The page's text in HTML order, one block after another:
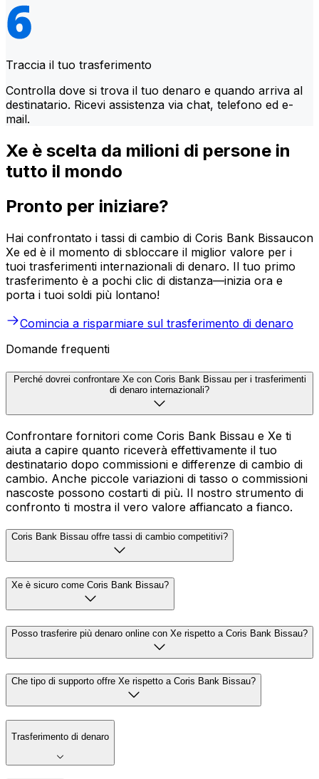
Traccia il tuo trasferimento
Controlla dove si trova il tuo denaro e quando arriva al
destinatario. Ricevi assistenza via chat, telefono ed e-
mail.
Xe è scelta da milioni di persone in
tutto il mondo
Pronto per iniziare?
Hai confrontato i tassi di cambio di Coris Bank Bissaucon
Xe ed è il momento di sbloccare il miglior valore per i
tuoi trasferimenti internazionali di denaro. Il tuo primo
trasferimento è a pochi clic di distanza—inizia ora e
porta i tuoi soldi più lontano!
Comincia a risparmiare sul trasferimento di denaro
Domande frequenti
Perché dovrei confrontare Xe con Coris Bank Bissau per i trasferimenti
di denaro internazionali?
Confrontare fornitori come Coris Bank Bissau e Xe ti
aiuta a capire quanto riceverà effettivamente il tuo
destinatario dopo commissioni e differenze di cambio di
cambio. Anche piccole variazioni di tasso o commissioni
nascoste possono costarti di più. Il nostro strumento di
confronto ti mostra il vero valore affiancato a fianco.
Coris Bank Bissau offre tassi di cambio competitivi?
Xe è sicuro come Coris Bank Bissau?
Posso trasferire più denaro online con Xe rispetto a Coris Bank Bissau?
Che tipo di supporto offre Xe rispetto a Coris Bank Bissau?
Trasferimento di denaro